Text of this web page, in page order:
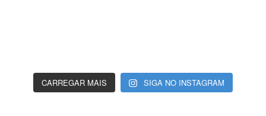
CARREGAR MAIS SIGA NO INSTAGRAM